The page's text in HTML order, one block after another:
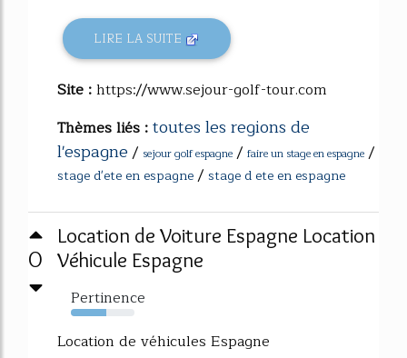
LIRE LA SUITE
Site :https://www.sejour-golf-tour.com
Thèmes liés :toutes les regions de
l'espagne/ sejour golf espagne / faire un stage en espagne /
stage d'ete en espagne/ stage d ete en espagne
0
Location de Voiture Espagne Location
Véhicule Espagne
Pertinence
56%
Location de véhicules Espagne